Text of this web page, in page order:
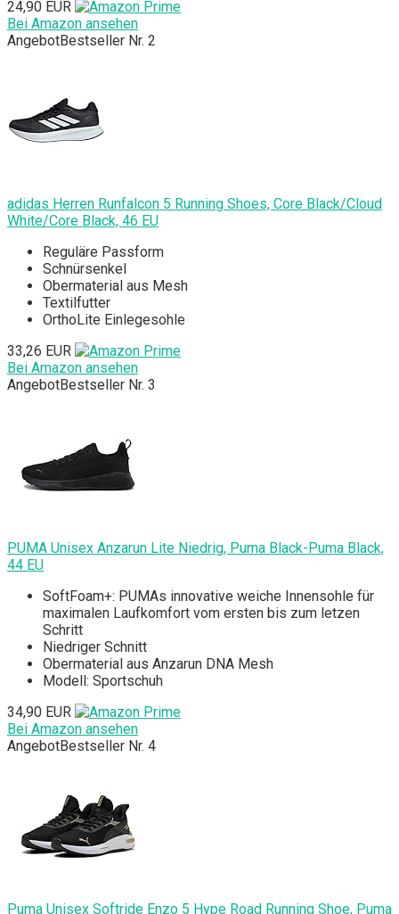
24,90 EUR
Bei Amazon ansehen
AngebotBestseller Nr. 2
adidas Herren Runfalcon 5 Running Shoes, Core Black/Cloud
White/Core Black, 46 EU
Reguläre Passform
Schnürsenkel
Obermaterial aus Mesh
Textilfutter
OrthoLite Einlegesohle
33,26 EUR
Bei Amazon ansehen
AngebotBestseller Nr. 3
PUMA Unisex Anzarun Lite Niedrig, Puma Black-Puma Black,
44 EU
SoftFoam+: PUMAs innovative weiche Innensohle für
maximalen Laufkomfort vom ersten bis zum letzen
Schritt
Niedriger Schnitt
Obermaterial aus Anzarun DNA Mesh
Modell: Sportschuh
34,90 EUR
Bei Amazon ansehen
AngebotBestseller Nr. 4
Puma Unisex Softride Enzo 5 Hype Road Running Shoe, Puma